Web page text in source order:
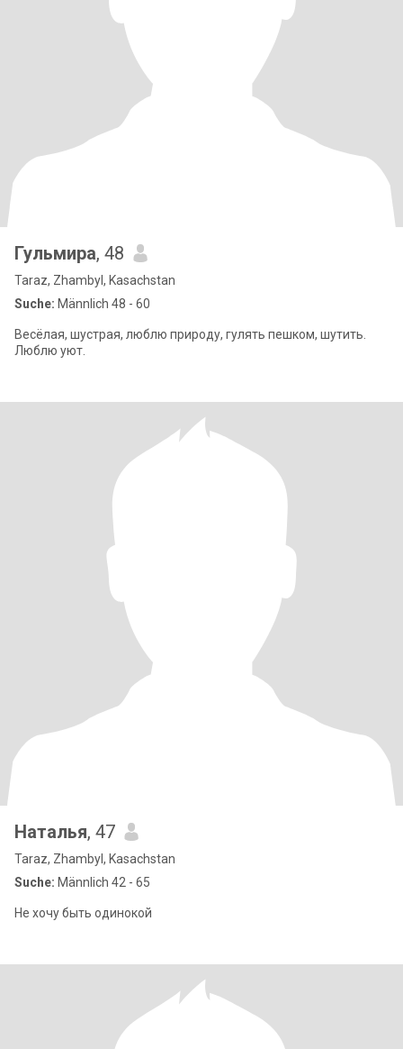
Гульмира, 48
Taraz, Zhambyl, Kasachstan
Suche: Männlich 48 - 60
Весёлая, шустрая, люблю природу, гулять пешком, шутить.
Люблю уют.
Наталья, 47
Taraz, Zhambyl, Kasachstan
Suche: Männlich 42 - 65
Не хочу быть одинокой